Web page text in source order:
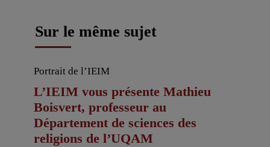
Sur le même sujet
Portrait de l’IEIM
L’IEIM vous présente Mathieu
Boisvert, professeur au
Département de sciences des
religions de l’UQAM